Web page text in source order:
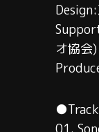
オ協会)